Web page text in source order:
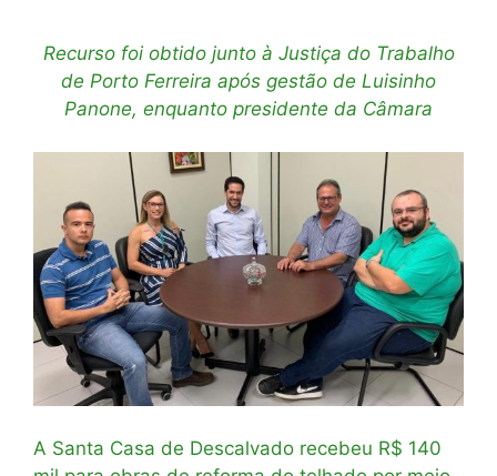
Recurso foi obtido junto à Justiça do Trabalho
de Porto Ferreira após gestão de Luisinho
Panone, enquanto presidente da Câmara
A Santa Casa de Descalvado recebeu R$ 140